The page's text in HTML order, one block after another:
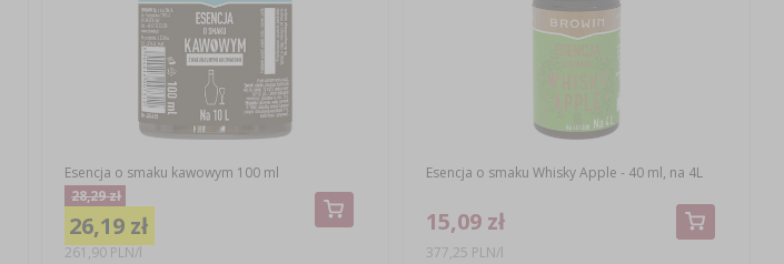
Esencja o smaku kawowym 100 ml
28,29 zł
26,19 zł
261,90 PLN/l
Esencja o smaku Whisky Apple - 40 ml, na 4L
15,09 zł
377,25 PLN/l